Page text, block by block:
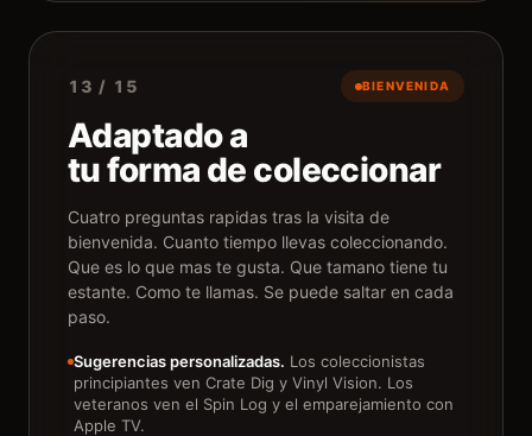
13 / 15 BIENVENIDA
Adaptado a
tu forma de coleccionar
Cuatro preguntas rapidas tras la visita de
bienvenida. Cuanto tiempo llevas coleccionando.
Que es lo que mas te gusta. Que tamano tiene tu
estante. Como te llamas. Se puede saltar en cada
paso.
Sugerencias personalizadas. Los coleccionistas
principiantes ven Crate Dig y Vinyl Vision. Los
veteranos ven el Spin Log y el emparejamiento con
Apple TV.